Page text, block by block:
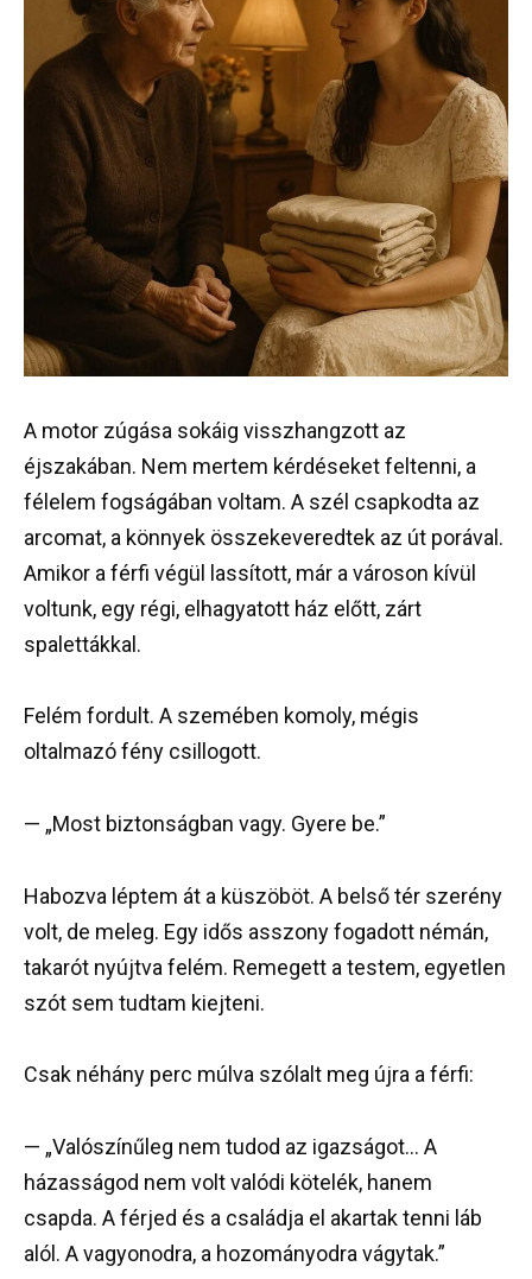
A motor zúgása sokáig visszhangzott az
éjszakában. Nem mertem kérdéseket feltenni, a
félelem fogságában voltam. A szél csapkodta az
arcomat, a könnyek összekeveredtek az út porával.
Amikor a férfi végül lassított, már a városon kívül
voltunk, egy régi, elhagyatott ház előtt, zárt
spalettákkal.
Felém fordult. A szemében komoly, mégis
oltalmazó fény csillogott.
— „Most biztonságban vagy. Gyere be.”
Habozva léptem át a küszöböt. A belső tér szerény
volt, de meleg. Egy idős asszony fogadott némán,
takarót nyújtva felém. Remegett a testem, egyetlen
szót sem tudtam kiejteni.
Csak néhány perc múlva szólalt meg újra a férfi:
— „Valószínűleg nem tudod az igazságot… A
házasságod nem volt valódi kötelék, hanem
csapda. A férjed és a családja el akartak tenni láb
alól. A vagyonodra, a hozományodra vágytak.”